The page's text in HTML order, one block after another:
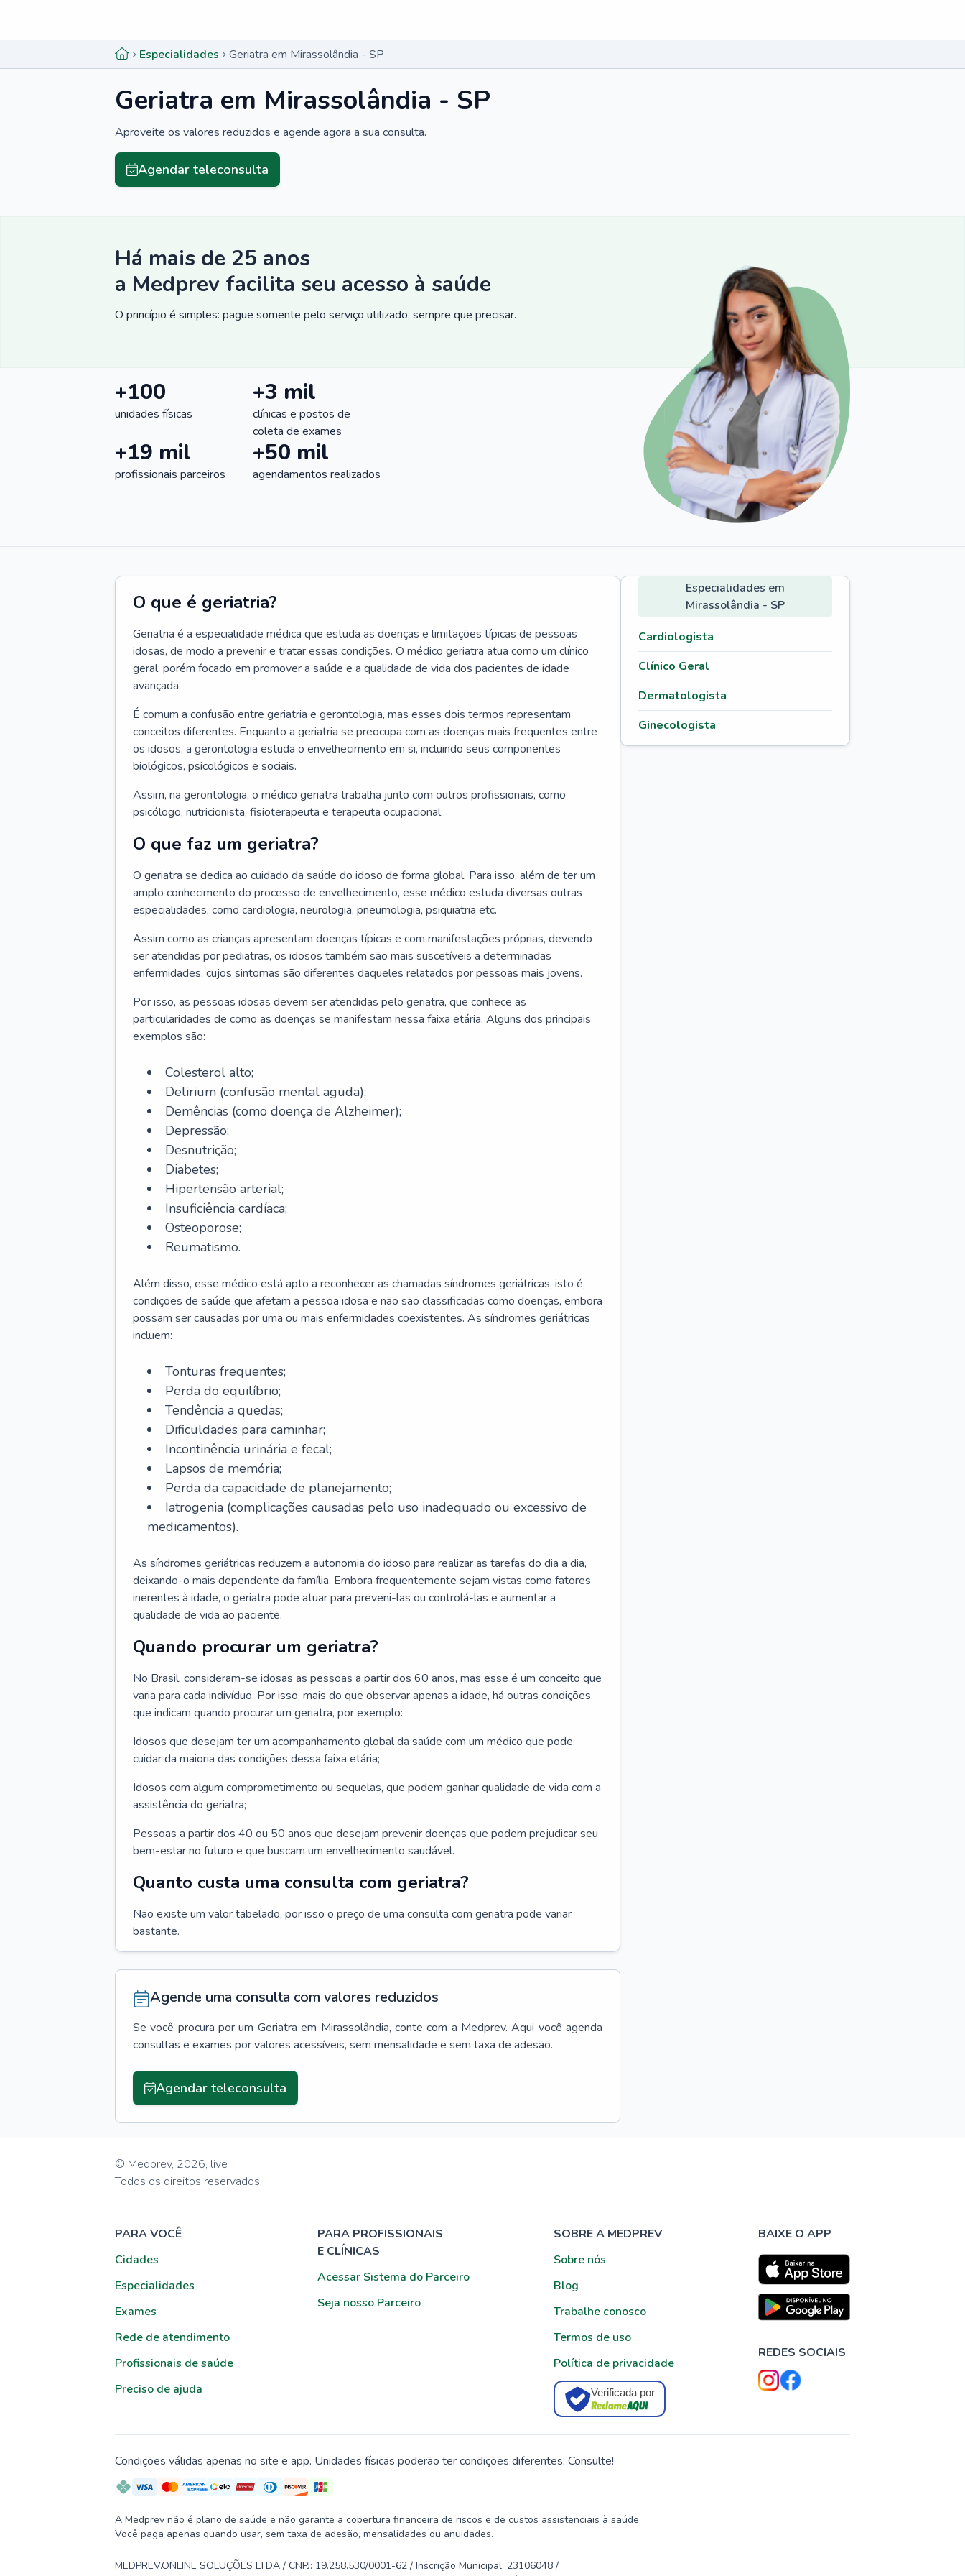
Especialidades Geriatra em Mirassolândia - SP
Geriatra em Mirassolândia - SP
Aproveite os valores reduzidos e agende agora a sua consulta.
Agendar teleconsulta
Há mais de 25 anos
a Medprev facilita seu acesso à saúde
O princípio é simples: pague somente pelo serviço utilizado, sempre que precisar.
+100
unidades físicas
+3 mil
clínicas e postos de
coleta de exames
+19 mil
profissionais parceiros
+50 mil
agendamentos realizados
O que é geriatria?
Geriatria é a especialidade médica que estuda as doenças e limitações típicas de pessoas
idosas, de modo a prevenir e tratar essas condições. O médico geriatra atua como um clínico
geral, porém focado em promover a saúde e a qualidade de vida dos pacientes de idade
avançada.
É comum a confusão entre geriatria e gerontologia, mas esses dois termos representam
conceitos diferentes. Enquanto a geriatria se preocupa com as doenças mais frequentes entre
os idosos, a gerontologia estuda o envelhecimento em si, incluindo seus componentes
biológicos, psicológicos e sociais.
Assim, na gerontologia, o médico geriatra trabalha junto com outros profissionais, como
psicólogo, nutricionista, fisioterapeuta e terapeuta ocupacional.
O que faz um geriatra?
O geriatra se dedica ao cuidado da saúde do idoso de forma global. Para isso, além de ter um
amplo conhecimento do processo de envelhecimento, esse médico estuda diversas outras
especialidades, como cardiologia, neurologia, pneumologia, psiquiatria etc.
Assim como as crianças apresentam doenças típicas e com manifestações próprias, devendo
ser atendidas por pediatras, os idosos também são mais suscetíveis a determinadas
enfermidades, cujos sintomas são diferentes daqueles relatados por pessoas mais jovens.
Por isso, as pessoas idosas devem ser atendidas pelo geriatra, que conhece as
particularidades de como as doenças se manifestam nessa faixa etária. Alguns dos principais
exemplos são:
Colesterol alto;
Delirium (confusão mental aguda);
Demências (como doença de Alzheimer);
Depressão;
Desnutrição;
Diabetes;
Hipertensão arterial;
Insuficiência cardíaca;
Osteoporose;
Reumatismo.
Além disso, esse médico está apto a reconhecer as chamadas síndromes geriátricas, isto é,
condições de saúde que afetam a pessoa idosa e não são classificadas como doenças, embora
possam ser causadas por uma ou mais enfermidades coexistentes. As síndromes geriátricas
incluem:
Tonturas frequentes;
Perda do equilíbrio;
Tendência a quedas;
Dificuldades para caminhar;
Incontinência urinária e fecal;
Lapsos de memória;
Perda da capacidade de planejamento;
Iatrogenia (complicações causadas pelo uso inadequado ou excessivo de
medicamentos).
As síndromes geriátricas reduzem a autonomia do idoso para realizar as tarefas do dia a dia,
deixando-o mais dependente da família. Embora frequentemente sejam vistas como fatores
inerentes à idade, o geriatra pode atuar para preveni-las ou controlá-las e aumentar a
qualidade de vida ao paciente.
Quando procurar um geriatra?
No Brasil, consideram-se idosas as pessoas a partir dos 60 anos, mas esse é um conceito que
varia para cada indivíduo. Por isso, mais do que observar apenas a idade, há outras condições
que indicam quando procurar um geriatra, por exemplo:
Idosos que desejam ter um acompanhamento global da saúde com um médico que pode
cuidar da maioria das condições dessa faixa etária;
Idosos com algum comprometimento ou sequelas, que podem ganhar qualidade de vida com a
assistência do geriatra;
Pessoas a partir dos 40 ou 50 anos que desejam prevenir doenças que podem prejudicar seu
bem-estar no futuro e que buscam um envelhecimento saudável.
Quanto custa uma consulta com geriatra?
Não existe um valor tabelado, por isso o preço de uma consulta com geriatra pode variar
bastante.
Agende uma consulta com valores reduzidos
Se você procura por um Geriatra em Mirassolândia, conte com a Medprev. Aqui você agenda
consultas e exames por valores acessíveis, sem mensalidade e sem taxa de adesão.
Agendar teleconsulta
Especialidades em
Mirassolândia - SP
Cardiologista
Clínico Geral
Dermatologista
Ginecologista
© Medprev, 2026, live
Todos os direitos reservados
PARA VOCÊ
Cidades
Especialidades
Exames
Rede de atendimento
Profissionais de saúde
Preciso de ajuda
PARA PROFISSIONAIS
E CLÍNICAS
Acessar Sistema do Parceiro
Seja nosso Parceiro
SOBRE A MEDPREV
Sobre nós
Blog
Trabalhe conosco
Termos de uso
Política de privacidade
Verificada por
BAIXE O APP
REDES SOCIAIS
Condições válidas apenas no site e app. Unidades físicas poderão ter condições diferentes. Consulte!
A Medprev não é plano de saúde e não garante a cobertura financeira de riscos e de custos assistenciais à saúde.
Você paga apenas quando usar, sem taxa de adesão, mensalidades ou anuidades.
MEDPREV.ONLINE SOLUÇÕES LTDA / CNPJ: 19.258.530/0001-62 / Inscrição Municipal: 23106048 /